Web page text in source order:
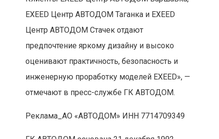
EXEED Центр АВТОДОМ Таганка и EXEED
Центр АВТОДОМ Стачек отдают
предпочтение яркому дизайну и высоко
оценивают практичность, безопасность и
инженерную проработку моделей EXEED», —
отмечают в пресс-службе ГК АВТОДОМ.
Реклама_АО «АВТОДОМ» ИНН 7714709349